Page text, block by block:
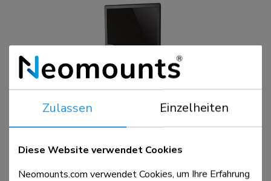
NSMONITOR10
Vergleichen Ansicht
Zulassen Einzelheiten
Diese Website verwendet Cookies
Neomounts.com verwendet Cookies, um Ihre Erfahrung